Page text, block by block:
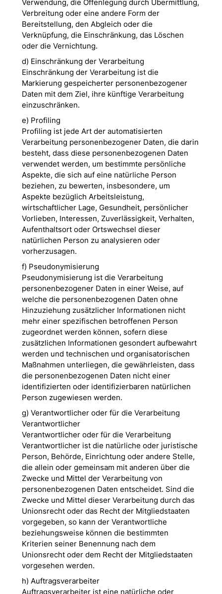
Verwendung, die Offenlegung durch Übermittlung,
Verbreitung oder eine andere Form der
Bereitstellung, den Abgleich oder die
Verknüpfung, die Einschränkung, das Löschen
oder die Vernichtung.
d) Einschränkung der Verarbeitung
Einschränkung der Verarbeitung ist die
Markierung gespeicherter personenbezogener
Daten mit dem Ziel, ihre künftige Verarbeitung
einzuschränken.
e) Profiling
Profiling ist jede Art der automatisierten
Verarbeitung personenbezogener Daten, die darin
besteht, dass diese personenbezogenen Daten
verwendet werden, um bestimmte persönliche
Aspekte, die sich auf eine natürliche Person
beziehen, zu bewerten, insbesondere, um
Aspekte bezüglich Arbeitsleistung,
wirtschaftlicher Lage, Gesundheit, persönlicher
Vorlieben, Interessen, Zuverlässigkeit, Verhalten,
Aufenthaltsort oder Ortswechsel dieser
natürlichen Person zu analysieren oder
vorherzusagen.
f) Pseudonymisierung
Pseudonymisierung ist die Verarbeitung
personenbezogener Daten in einer Weise, auf
welche die personenbezogenen Daten ohne
Hinzuziehung zusätzlicher Informationen nicht
mehr einer spezifischen betroffenen Person
zugeordnet werden können, sofern diese
zusätzlichen Informationen gesondert aufbewahrt
werden und technischen und organisatorischen
Maßnahmen unterliegen, die gewährleisten, dass
die personenbezogenen Daten nicht einer
identifizierten oder identifizierbaren natürlichen
Person zugewiesen werden.
g) Verantwortlicher oder für die Verarbeitung
Verantwortlicher
Verantwortlicher oder für die Verarbeitung
Verantwortlicher ist die natürliche oder juristische
Person, Behörde, Einrichtung oder andere Stelle,
die allein oder gemeinsam mit anderen über die
Zwecke und Mittel der Verarbeitung von
personenbezogenen Daten entscheidet. Sind die
Zwecke und Mittel dieser Verarbeitung durch das
Unionsrecht oder das Recht der Mitgliedstaaten
vorgegeben, so kann der Verantwortliche
beziehungsweise können die bestimmten
Kriterien seiner Benennung nach dem
Unionsrecht oder dem Recht der Mitgliedstaaten
vorgesehen werden.
h) Auftragsverarbeiter
Auftragsverarbeiter ist eine natürliche oder